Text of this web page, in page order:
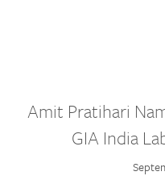
Amit Pratihari
GIA India